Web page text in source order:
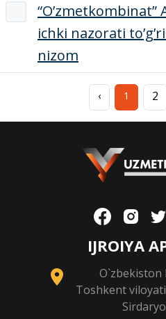
“O’zmetkombinat”
ichki nazorati
nizom
‹ 1 2
IJROIYA
O`zbekiston
Toshkent